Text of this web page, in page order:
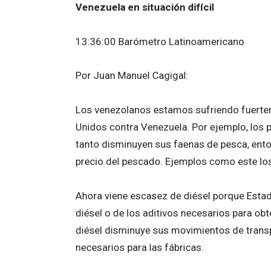
Venezuela en situación difícil
13:36:00 Barómetro Latinoamericano
Por Juan Manuel Cagigal:
Los venezolanos estamos sufriendo
Unidos contra Venezuela. Por ejemplo, los
tanto disminuyen sus faenas de pesca,
precio del pescado. Ejemplos como este
Ahora viene escasez de diésel porque
diésel o de los aditivos necesarios para
diésel disminuye sus movimientos de
necesarios para las fábricas.